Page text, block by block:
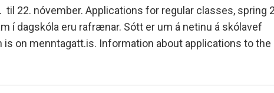
22. nóvember. Applications for regular classes, spring
í dagskóla eru rafrænar. Sótt er um á netinu á skólavef
on menntagatt.is. Information about applications to the